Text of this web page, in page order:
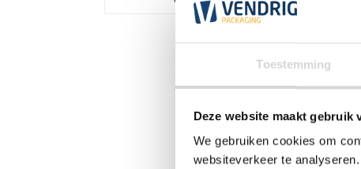
Toestemming
Deze website maakt gebruik
We gebruiken cookies om
websiteverkeer te